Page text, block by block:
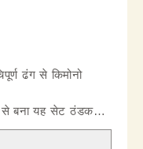
ढंग से किमोनो
से बना यह सेट ठंडक
और पर्यटन के लिए